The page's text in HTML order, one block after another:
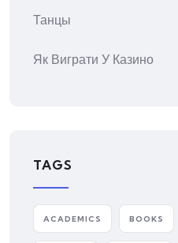
Танцы
Як Виграти У Казино
TAGS
ACADEMICS BOOKS